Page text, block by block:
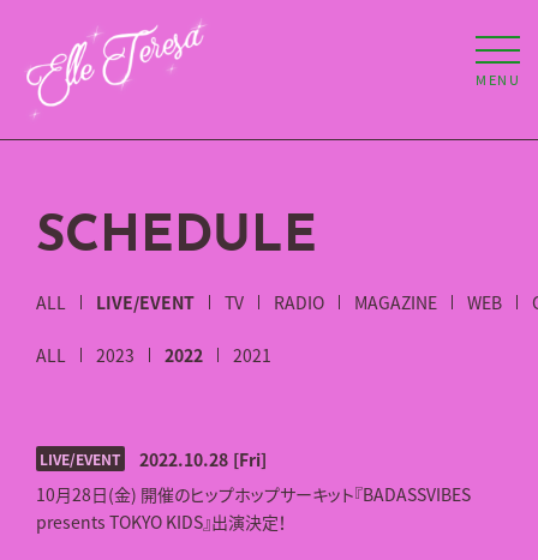
MENU
SCHEDULE
ALL LIVE/EVENT TV RADIO MAGAZINE WEB
ALL 2023 2022 2021
LIVE/EVENT 2022.10.28 [Fri]
10月28日(金) 開催のヒップホップサーキット『BADASSVIBES
presents TOKYO KIDS』出演決定！